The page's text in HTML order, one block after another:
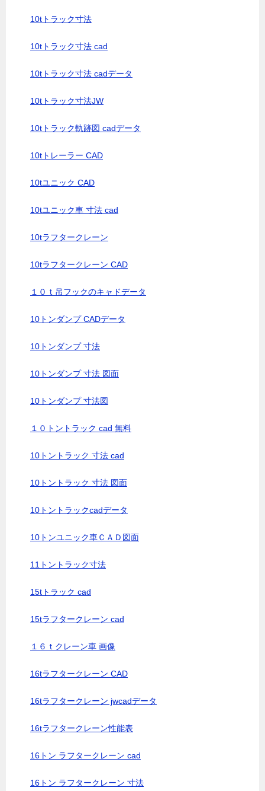
10tトラック寸法
10tトラック寸法 cad
10tトラック寸法 cadデータ
10tトラック寸法JW
10tトラック軌跡図 cadデータ
10tトレーラー CAD
10tユニック CAD
10tユニック車 寸法 cad
10tラフタークレーン
10tラフタークレーン CAD
１０ｔ吊フックのキャドデータ
10トンダンプ CADデータ
10トンダンプ 寸法
10トンダンプ 寸法 図面
10トンダンプ 寸法図
１０トントラック cad 無料
10トントラック 寸法 cad
10トントラック 寸法 図面
10トントラックcadデータ
10トンユニック車ＣＡＤ図面
11トントラック寸法
15tトラック cad
15tラフタークレーン cad
１６ｔクレーン車 画像
16tラフタークレーン CAD
16tラフタークレーン jwcadデータ
16tラフタークレーン性能表
16トン ラフタークレーン cad
16トン ラフタークレーン 寸法